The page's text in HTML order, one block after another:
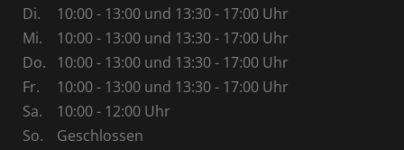
Di.
10:00 - 13:00 und 13:30 - 17:00 Uhr
Mi.
10:00 - 13:00 und 13:30 - 17:00 Uhr
Do.
10:00 - 13:00 und 13:30 - 17:00 Uhr
Fr.
10:00 - 13:00 und 13:30 - 17:00 Uhr
Sa.
10:00 - 12:00 Uhr
So.
Geschlossen